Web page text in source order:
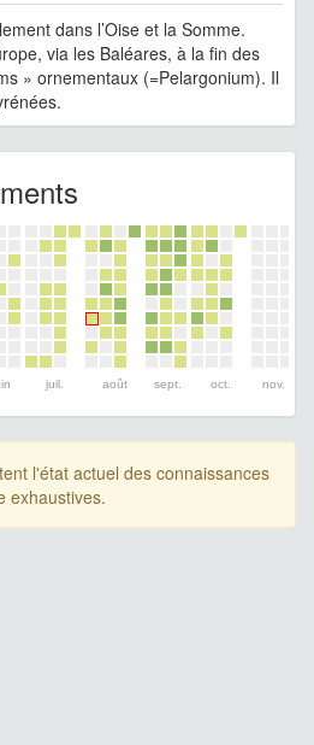
dans l’Oise et la Somme.
via les Baléares, à la fin des
» ornementaux (=Pelargonium). Il
juil. août sept. oct. nov.
l'état actuel des connaissances
exhaustives.